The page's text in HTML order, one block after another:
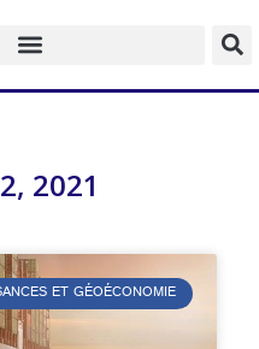
2021
ET GÉOÉCONOMIE